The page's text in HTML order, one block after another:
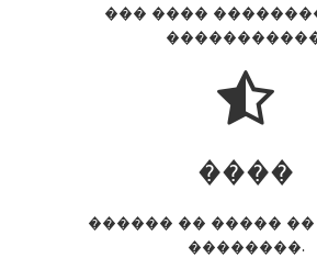
��� ����
����
������ �� �����
��������.